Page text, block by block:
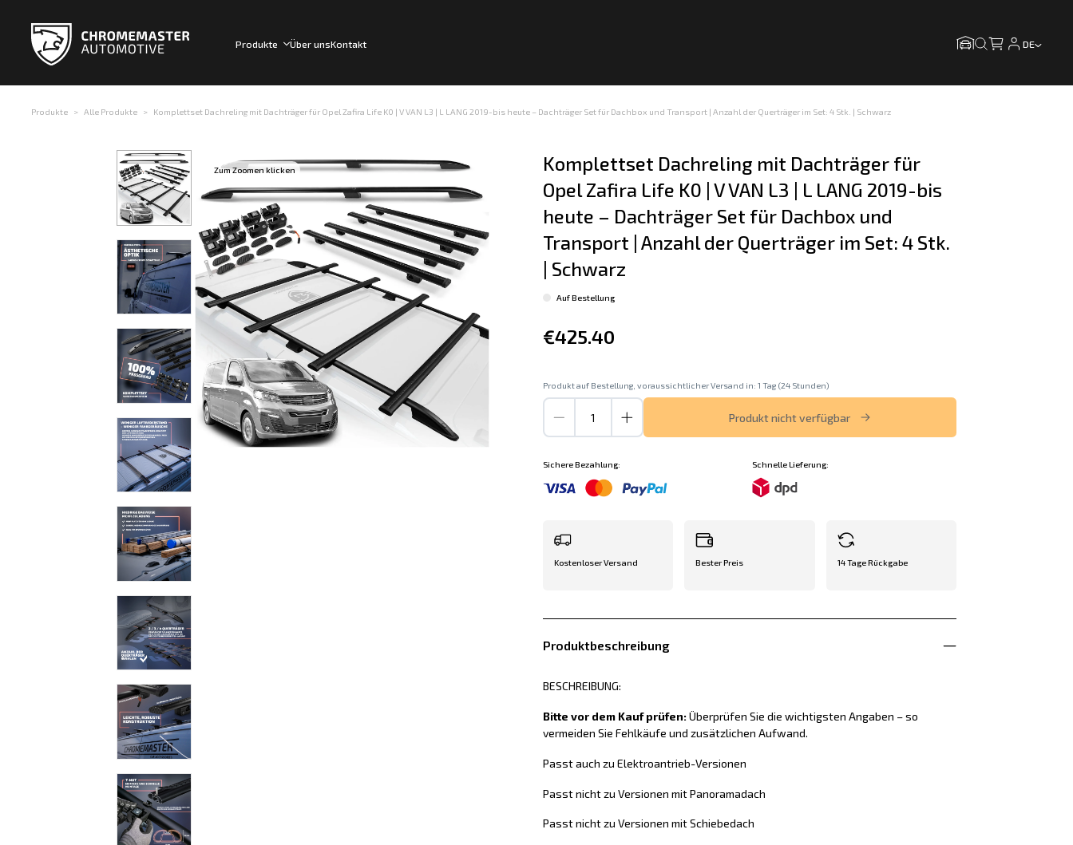
Produkte Über unsKontakt DE
Produkte Alle Produkte Komplettset Dachreling mit Dachträger für Opel Zafira Life K0 | V VAN L3 | L LANG 2019-bis heute – Dachträger Set für Dachbox und Transport | Anzahl der Querträger im Set: 4 Stk. | Schwarz
Zum Zoomen klicken
Komplettset Dachreling mit Dachträger für
Opel Zafira Life K0 | V VAN L3 | L LANG 2019-bis
heute – Dachträger Set für Dachbox und
Transport | Anzahl der Querträger im Set: 4 Stk.
| Schwarz
Auf Bestellung
€425.40
Produkt auf Bestellung, voraussichtlicher Versand in: 1 Tag (24 Stunden)
Produkt nicht verfügbar
Sichere Bezahlung: Schnelle Lieferung:
Kostenloser Versand Bester Preis 14 Tage Rückgabe
Produktbeschreibung
BESCHREIBUNG:
Bitte vor dem Kauf prüfen:Überprüfen Sie die wichtigsten Angaben – so
vermeiden Sie Fehlkäufe und zusätzlichen Aufwand.
Passt auch zu Elektroantrieb-Versionen
Passt nicht zu Versionen mit Panoramadach
Passt nicht zu Versionen mit Schiebedach